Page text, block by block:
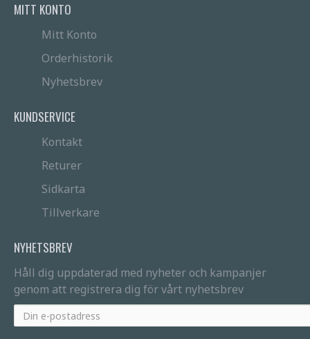
MITT KONTO
Mitt Konto
Orderhistorik
Nyhetsbrev
KUNDSERVICE
Kontakt
Returer
Sidkarta
Tillverkare
NYHETSBREV
Håll dig uppdaterad med nyheter och kampanjer
genom att registrera dig för vårt nyhetsbrev